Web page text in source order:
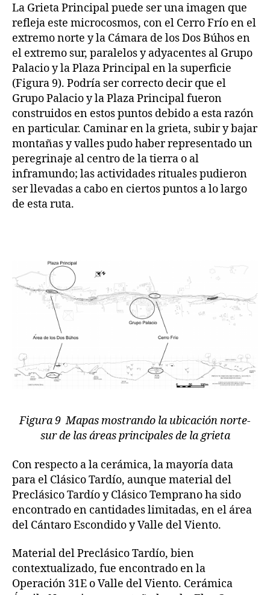
La Grieta Principal puede ser una imagen que
refleja este microcosmos, con el Cerro Frío en el
extremo norte y la Cámara de los Dos Búhos en
el extremo sur, paralelos y adyacentes al Grupo
Palacio y la Plaza Principal en la superficie
(Figura 9). Podría ser correcto decir que el
Grupo Palacio y la Plaza Principal fueron
construidos en estos puntos debido a esta razón
en particular. Caminar en la grieta, subir y bajar
montañas y valles pudo haber representado un
peregrinaje al centro de la tierra o al
inframundo; las actividades rituales pudieron
ser llevadas a cabo en ciertos puntos a lo largo
de esta ruta.
Figura 9 Mapas mostrando la ubicación norte-
sur de las áreas principales de la grieta
Con respecto a la cerámica, la mayoría data
para el Clásico Tardío, aunque material del
Preclásico Tardío y Clásico Temprano ha sido
encontrado en cantidades limitadas, en el área
del Cántaro Escondido y Valle del Viento.
Material del Preclásico Tardío, bien
contextualizado, fue encontrado en la
Operación 31E o Valle del Viento. Cerámica